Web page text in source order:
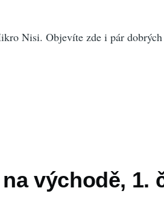
Nisi. Objevíte zde i pár
východě, 1.